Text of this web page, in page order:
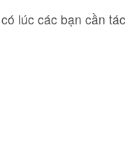
lúc các bạn cần